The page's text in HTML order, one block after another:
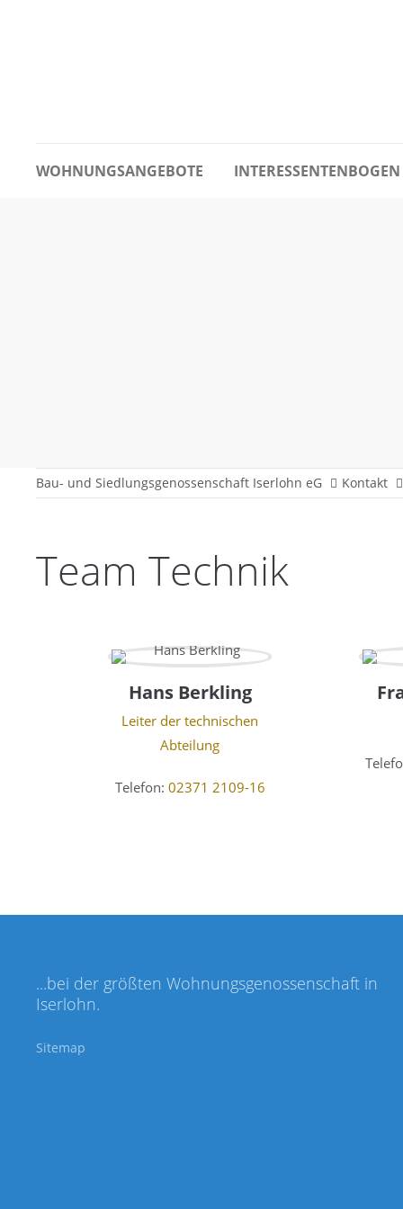
WOHNUNGSANGEBOTE INTERESSENTENBOGEN
Bau- und Siedlungsgenossenschaft Iserlohn eG Kontakt
Team Technik
Hans Berkling
Leiter der technischen
Abteilung
Telefon: 02371 2109-16
...bei der größten Wohnungsgenossenschaft in
Iserlohn.
Sitemap